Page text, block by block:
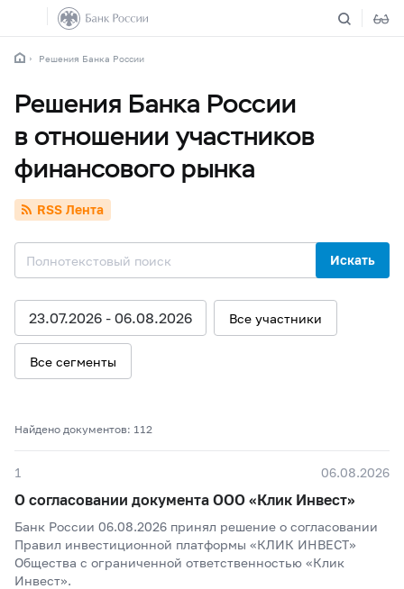
Решения Банка России
Решения Банка России
в отношении участников
финансового рынка
RSS Лента
Искать
23.07.2026 - 06.08.2026 Все участники
Все сегменты
Найдено документов: 112
1 06.08.2026
О согласовании документа ООО «Клик Инвест»
Банк России 06.08.2026 принял решение о согласовании
Правил инвестиционной платформы «КЛИК ИНВЕСТ»
Общества с ограниченной ответственностью «Клик
Инвест».